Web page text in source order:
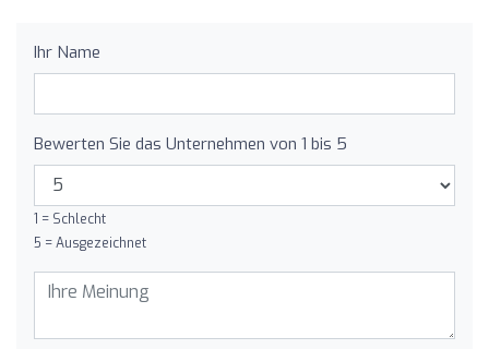
Ihr Name
Bewerten Sie das Unternehmen von 1 bis 5
1 = Schlecht
5 = Ausgezeichnet